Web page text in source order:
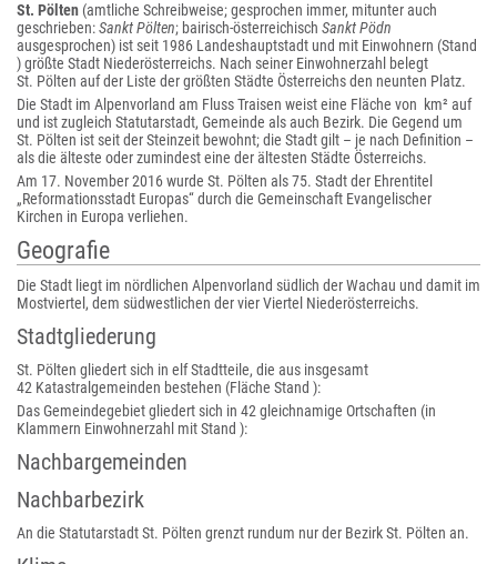
St. Pölten (amtliche Schreibweise; gesprochen immer, mitunter auch
geschrieben:Sankt Pölten; bairisch-österreichisch Sankt Pödn
ausgesprochen) ist seit 1986 Landeshauptstadt und mit Einwohnern (Stand
) größte Stadt Niederösterreichs. Nach seiner Einwohnerzahl belegt
St. Pölten auf der Liste der größten Städte Österreichs den neunten Platz.
Die Stadt im Alpenvorland am Fluss Traisen weist eine Fläche von km² auf
und ist zugleich Statutarstadt, Gemeinde als auch Bezirk. Die Gegend um
St. Pölten ist seit der Steinzeit bewohnt; die Stadt gilt – je nach Definition –
als die älteste oder zumindest eine der ältesten Städte Österreichs.
Am 17. November 2016 wurde St. Pölten als 75. Stadt der Ehrentitel
„Reformationsstadt Europas“ durch die Gemeinschaft Evangelischer
Kirchen in Europa verliehen.
Geografie
Die Stadt liegt im nördlichen Alpenvorland südlich der Wachau und damit im
Mostviertel, dem südwestlichen der vier Viertel Niederösterreichs.
Stadtgliederung
St. Pölten gliedert sich in elf Stadtteile, die aus insgesamt
42 Katastralgemeinden bestehen (Fläche Stand ):
Das Gemeindegebiet gliedert sich in 42 gleichnamige Ortschaften (in
Klammern Einwohnerzahl mit Stand ):
Nachbargemeinden
Nachbarbezirk
An die Statutarstadt St. Pölten grenzt rundum nur der Bezirk St. Pölten an.